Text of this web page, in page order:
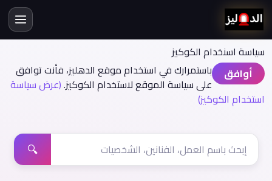
سياسة اسنخدام الكوكيز
أوافق
باستمرارك في استخدام موقع الدهليز، فأنت توافق
على سياسة الموقع لاستخدام الكوكيز.(عرض سياسة
استخدام الكوكيز)
🔍